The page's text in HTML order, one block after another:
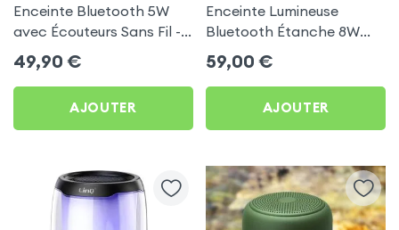
Enceinte Bluetooth 5W
avec Écouteurs Sans Fil -
Akashi pour Honor 7
49,90 €
AJOUTER
Enceinte Lumineuse
Bluetooth Étanche 8W
avec LED RGB - LinQ pour
Honor 7
59,00 €
AJOUTER